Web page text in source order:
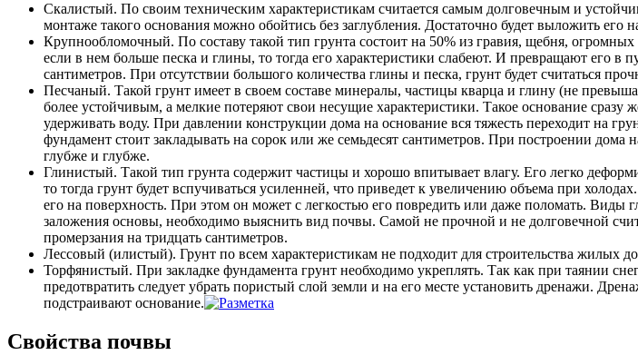
Скалистый. По своим техническим характеристикам считается самым долговечным и
монтаже такого основания можно обойтись без заглубления. Достаточно будет выложить его
Крупнообломочный. По составу такой тип грунта состоит на 50% из гравия, щебня,
если в нем больше песка и глины, то тогда его характеристики слабеют. И превращают его в
сантиметров. При отсутствии большого количества глины и песка, грунт будет считаться
Песчаный. Такой грунт имеет в своем составе минералы, частицы кварца и глину (не
более устойчивым, а мелкие потеряют свои несущие характеристики. Такое основание
удерживать воду. При давлении конструкции дома на основание вся тяжесть переходит на
фундамент стоит закладывать на сорок или же семьдесят сантиметров. При построении
глубже и глубже.
Глинистый. Такой тип грунта содержит частицы и хорошо впитывает влагу. Его легко
то тогда грунт будет вспучиваться усиленней, что приведет к увеличению объема при
его на поверхность. При этом он может с легкостью его повредить или даже поломать. Виды
заложения основы, необходимо выяснить вид почвы. Самой не прочной и не долговечной
промерзания на тридцать сантиметров.
Лессовый (илистый). Грунт по всем характеристикам не подходит для строительства жилых
Торфянистый. При закладке фундамента грунт необходимо укреплять. Так как при таянии
предотвратить следует убрать пористый слой земли и на его месте установить дренажи.
подстраивают основание.
Свойства почвы